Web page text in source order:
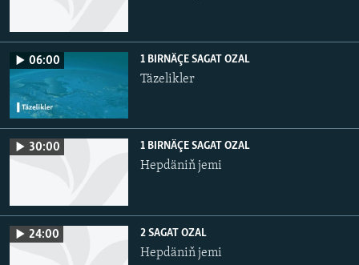
06:00 1 BIRNÄÇE SAGAT OZAL
Täzelikler
30:00 1 BIRNÄÇE SAGAT OZAL
Hepdäniň jemi
24:00 2 SAGAT OZAL
Hepdäniň jemi